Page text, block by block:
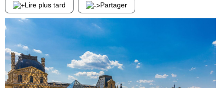
Lire plus tard Partager